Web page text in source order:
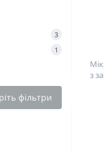
3
1
фільтри
з